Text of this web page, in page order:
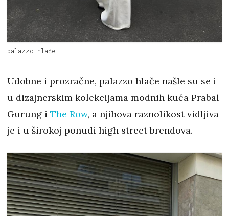
palazzo hlače
Udobne i prozračne, palazzo hlače našle su se i
u dizajnerskim kolekcijama modnih kuća Prabal
Gurung i The Row, a njihova raznolikost vidljiva
je i u širokoj ponudi high street brendova.